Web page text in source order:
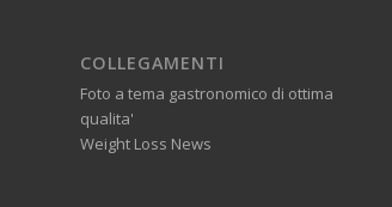
COLLEGAMENTI
Foto a tema gastronomico di ottima
qualita'
Weight Loss News